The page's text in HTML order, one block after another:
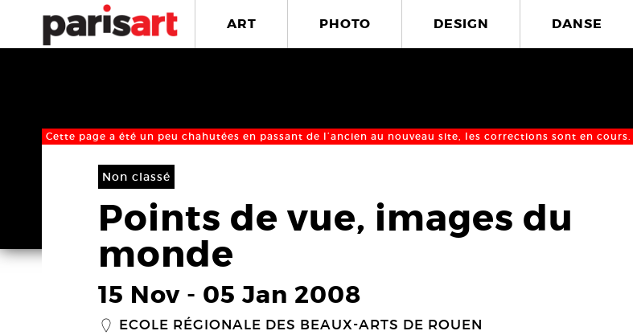
ART PHOTO DESIGN DANSE
Cette page a été un peu chahutées en passant de l’ancien au nouveau site, les corrections sont en cours.
Non classé
Points de vue, images du
monde
15 Nov - 05 Jan 2008
_ ECOLE RÉGIONALE DES BEAUX-ARTS DE ROUEN